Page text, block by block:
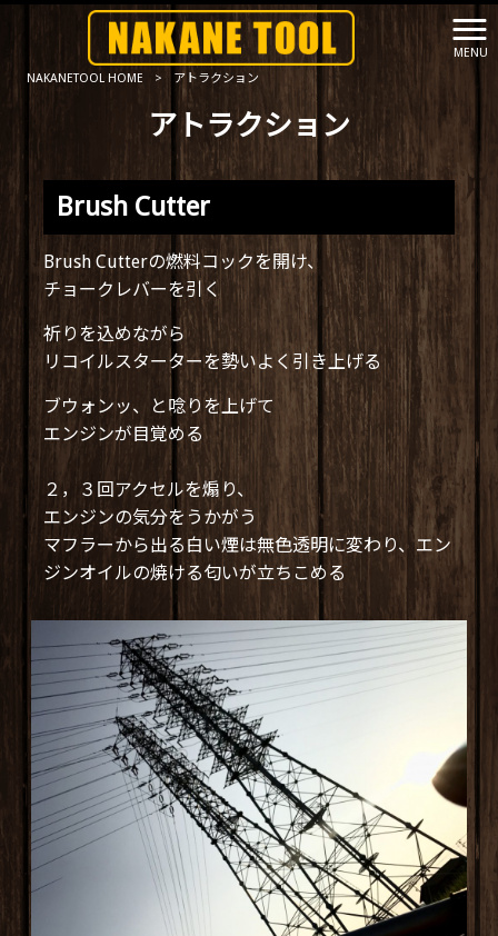
MENU
NAKANETOOL HOME
> アトラクション
アトラクション
Brush Cutter
Brush Cutterの燃料コックを開け、
チョークレバーを引く
祈りを込めながら
リコイルスターターを勢いよく引き上げる
ブウォンッ、と唸りを上げて
エンジンが目覚める
２，３回アクセルを煽り、
エンジンの気分をうかがう
マフラーから出る白い煙は無色透明に変わり、エン
ジンオイルの焼ける匂いが立ちこめる